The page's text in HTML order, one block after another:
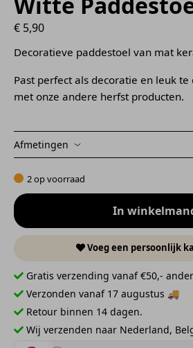
€ 5,90
Decoratieve paddestoel van mat
Past perfect als decoratie en leuk
met onze andere herfst producten.
Afmetingen
2 op voorraad
In
Voeg een persoonlijk
Gratis verzending vanaf €50,-
Verzonden vanaf 17 augustus 🚚
Retour binnen 14 dagen.
Wij verzenden naar Nederland,